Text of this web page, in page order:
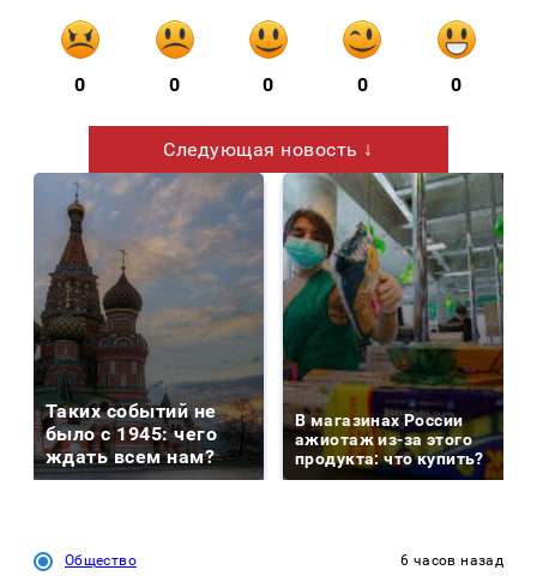
0 0 0 0 0
Следующая новость ↓
Таких событий не
было с 1945: чего
ждать всем нам?
В магазинах России
ажиотаж из-за этого
продукта: что купить?
Общество 6 часов назад